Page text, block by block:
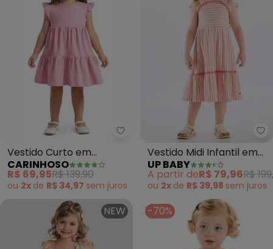
Carinhoso - Vestido Curto em
Vestido Curto em
Babados com Pérolas
(Rosa Claro)
CARINHOSO
R$ 69,95R$ 139,90
ou 2x de R$ 34,97 sem juros
Vestido Midi Infantil em
Piquet (Rosa)
UP BABY
A partir deR$ 79,96R$
ou 2x de R$ 39,98 sem juros
NEW -70%